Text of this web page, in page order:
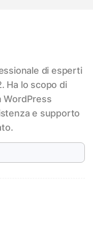
di esperti
Ha lo scopo di
WordPress
e supporto